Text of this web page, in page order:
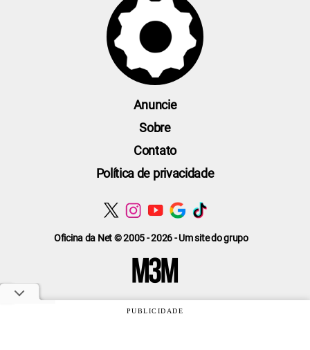
Oficina da Net © 2005 - 2026 - Um site do grupo
Anuncie
Sobre
Contato
Política de privacidade
PUBLICIDADE